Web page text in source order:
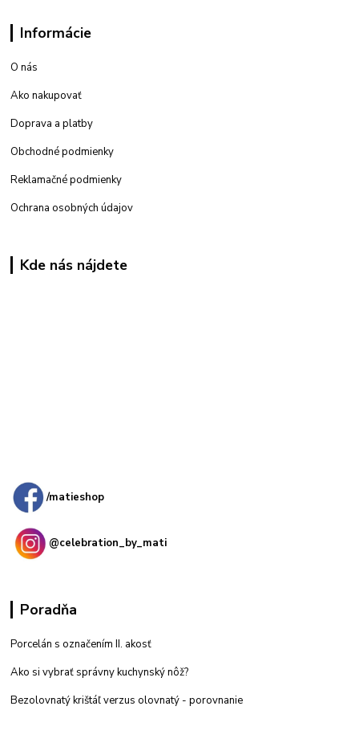
Informácie
O nás
Ako nakupovať
Doprava a platby
Obchodné podmienky
Reklamačné podmienky
Ochrana osobných údajov
Kde nás nájdete
/matieshop
@celebration_by_mati
Poradňa
Porcelán s označením II. akosť
Ako si vybrať správny kuchynský nôž?
Bezolovnatý krištáľ verzus olovnatý - porovnanie